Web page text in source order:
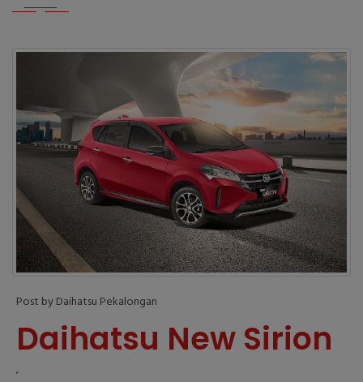
Post by Daihatsu Pekalongan
Daihatsu New Sirion
,